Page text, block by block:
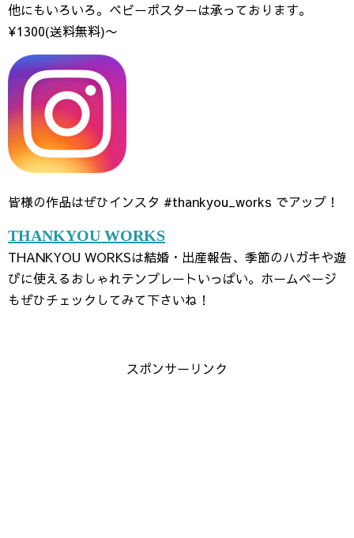
他にもいろいろ。ベビーポスターは承っております。
¥1300(送料無料)〜
皆様の作品はぜひインスタ #thankyou_works でアップ！
THANKYOU WORKS
THANKYOU WORKSは結婚・出産報告、季節のハガキや遊
びに使えるおしゃれテンプレートいっぱい。ホームページ
もぜひチェックしてみて下さいね！
スポンサーリンク